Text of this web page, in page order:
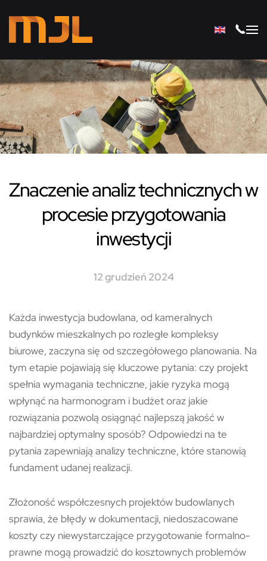
Przejdź do głównej treści
Znaczenie analiz technicznych w
procesie przygotowania
inwestycji
12 grudzień 2024
Każda inwestycja budowlana, od kameralnych
budynków mieszkalnych po rozległe kompleksy
biurowe, zaczyna się od szczegółowego planowania. Na
tym etapie pojawiają się kluczowe pytania: czy projekt
spełnia wymagania techniczne, jakie ryzyka mogą
wpłynąć na harmonogram i budżet oraz jakie
rozwiązania pozwolą osiągnąć najlepszą jakość w
najbardziej optymalny sposób? Odpowiedzi na te
pytania zapewniają analizy techniczne, które stanowią
fundament udanej realizacji.
Złożoność współczesnych projektów budowlanych
sprawia, że błędy w dokumentacji, niedoszacowane
koszty czy niewystarczające przygotowanie formalno-
prawne mogą prowadzić do kosztownych problemów